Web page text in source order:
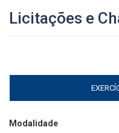
Licitações e
Modalidade